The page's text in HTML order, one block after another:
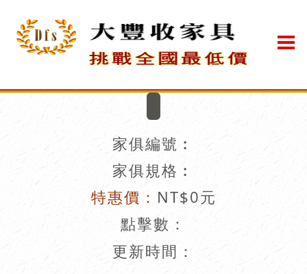
家俱編號︰
家俱規格︰
特惠價： NT$0元
點擊數：
更新時間：